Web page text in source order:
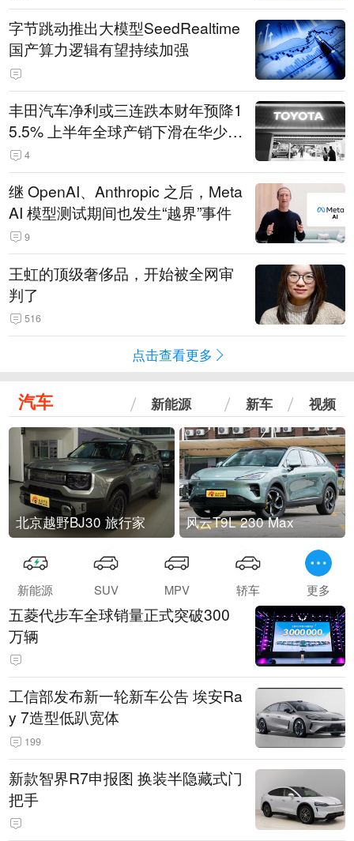
字节跳动推出大模型SeedRealtime
国产算力逻辑有望持续加强
丰田汽车净利或三连跌本财年预降1
5.5% 上半年全球产销下滑在华少卖
14.3万辆
4
继 OpenAI、Anthropic 之后，Meta
AI 模型测试期间也发生“越界”事件
9
王虹的顶级奢侈品，开始被全网审
判了
516
点击查看更多
汽车 新能源 新车 视频
北京越野BJ30 旅行家 风云T9L 230 Max
新能源 SUV MPV 轿车 更多
五菱代步车全球销量正式突破300
万辆
工信部发布新一轮新车公告 埃安Ra
y 7造型低趴宽体
199
新款智界R7申报图 换装半隐藏式门
把手